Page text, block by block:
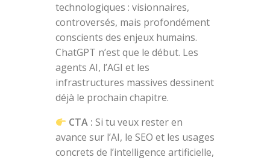
technologiques : visionnaires,
controversés, mais profondément
conscients des enjeux humains.
ChatGPT n’est que le début. Les
agents AI, l’AGI et les
infrastructures massives dessinent
déjà le prochain chapitre.
CTA : Si tu veux rester en
avance sur l’AI, le SEO et les usages
concrets de l’intelligence artificielle,